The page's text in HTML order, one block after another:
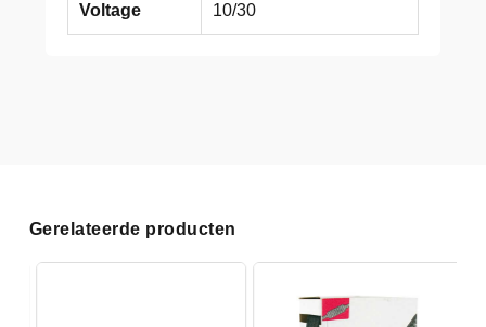
Voltage 10/30
Gerelateerde producten